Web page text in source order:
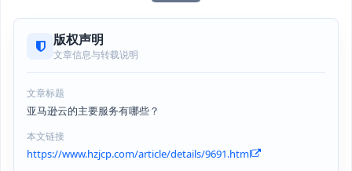
版权声明
文章信息与转载说明
文章标题
亚马逊云的主要服务有哪些？
本文链接
https://www.hzjcp.com/article/details/9691.html